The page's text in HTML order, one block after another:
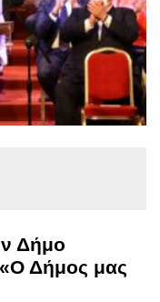
Δήμο
Δήμος μας